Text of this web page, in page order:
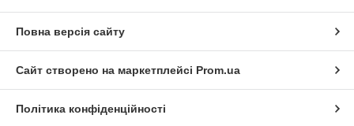
Повна версія сайту
Сайт створено на маркетплейсі Prom.ua
Політика конфіденційності